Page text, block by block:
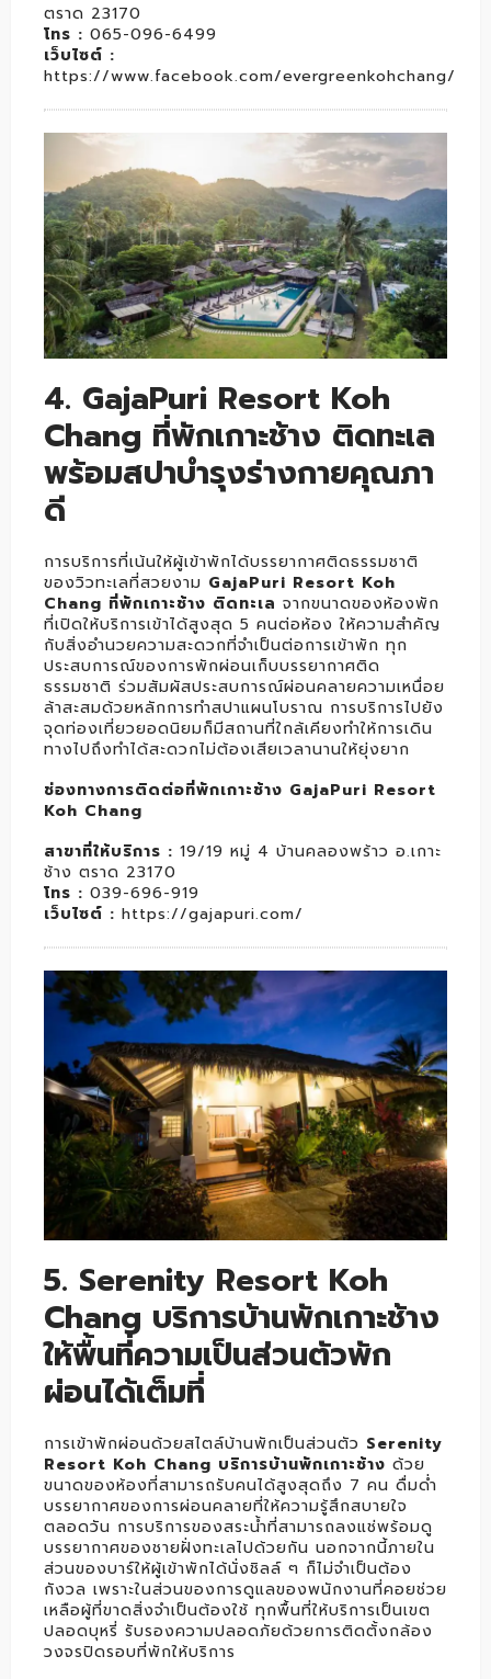
ตราด 23170
โทร : 065-096-6499
เว็บไซต์ :
https://www.facebook.com/evergreenkohchang/
4. GajaPuri Resort Koh
Chang ที่พักเกาะช้าง ติดทะเล
พร้อมสปาบำรุงร่างกายคุณภา
ดี
การบริการที่เน้นให้ผู้เข้าพักได้บรรยากาศติดธรรมชาติ
ของวิวทะเลที่สวยงาม GajaPuri Resort Koh
Chang ที่พักเกาะช้าง ติดทะเล จากขนาดของห้องพัก
ที่เปิดให้บริการเข้าได้สูงสุด 5 คนต่อห้อง ให้ความสำคัญ
กับสิ่งอำนวยความสะดวกที่จำเป็นต่อการเข้าพัก ทุก
ประสบการณ์ของการพักผ่อนเก็บบรรยากาศติด
ธรรมชาติ ร่วมสัมผัสประสบการณ์ผ่อนคลายความเหนื่อย
ล้าสะสมด้วยหลักการทำสปาแผนโบราณ การบริการไปยัง
จุดท่องเที่ยวยอดนิยมก็มีสถานที่ใกล้เคียงทำให้การเดิน
ทางไปถึงทำได้สะดวกไม่ต้องเสียเวลานานให้ยุ่งยาก
ช่องทางการติดต่อที่พักเกาะช้าง GajaPuri Resort
Koh Chang
สาขาที่ให้บริการ : 19/19 หมู่ 4 บ้านคลองพร้าว อ.เกาะ
ช้าง ตราด 23170
โทร : 039-696-919
เว็บไซต์ : https://gajapuri.com/
5. Serenity Resort Koh
Chang บริการบ้านพักเกาะช้าง
ให้พื้นที่ความเป็นส่วนตัวพัก
ผ่อนได้เต็มที่
การเข้าพักผ่อนด้วยสไตล์บ้านพักเป็นส่วนตัว Serenity
Resort Koh Chang บริการบ้านพักเกาะช้าง ด้วย
ขนาดของห้องที่สามารถรับคนได้สูงสุดถึง 7 คน ดื่มด่ำ
บรรยากาศของการผ่อนคลายที่ให้ความรู้สึกสบายใจ
ตลอดวัน การบริการของสระน้ำที่สามารถลงแช่พร้อมดู
บรรยากาศของชายฝั่งทะเลไปด้วยกัน นอกจากนี้ภายใน
ส่วนของบาร์ให้ผู้เข้าพักได้นั่งชิลล์ ๆ ก็ไม่จำเป็นต้อง
กังวล เพราะในส่วนของการดูแลของพนักงานที่คอยช่วย
เหลือผู้ที่ขาดสิ่งจำเป็นต้องใช้ ทุกพื้นที่ให้บริการเป็นเขต
ปลอดบุหรี่ รับรองความปลอดภัยด้วยการติดตั้งกล้อง
วงจรปิดรอบที่พักให้บริการ